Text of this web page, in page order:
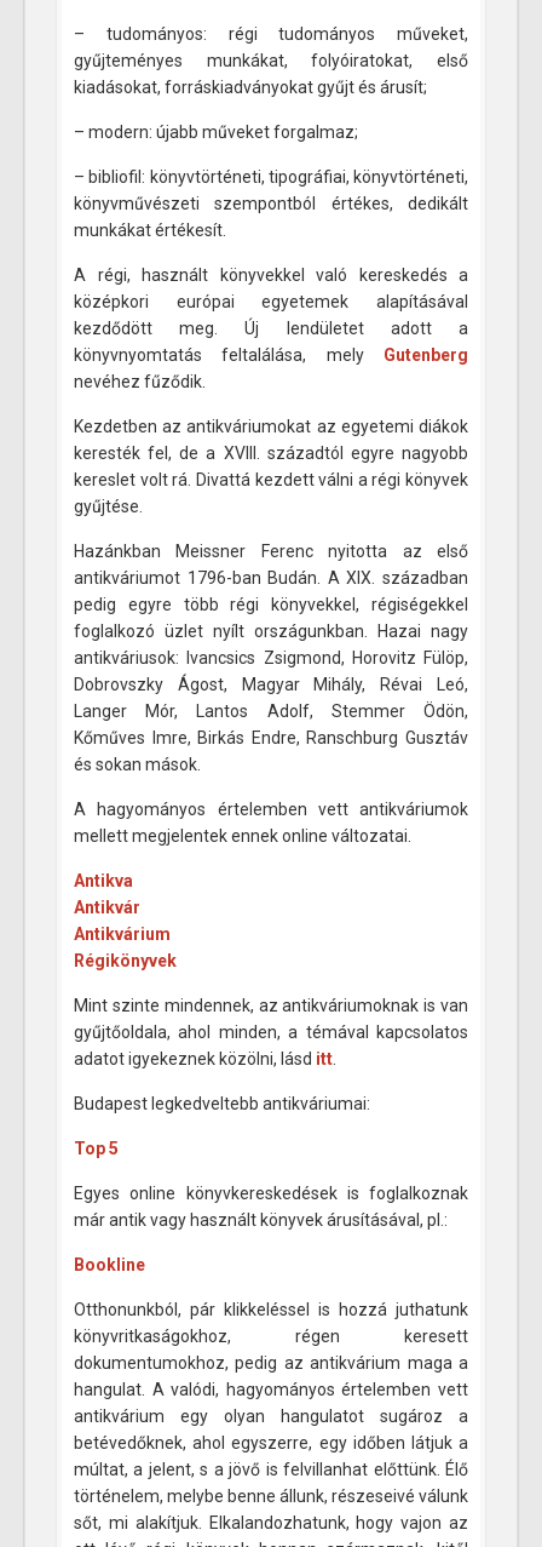
– tudományos: régi tudományos műveket,
gyűjteményes munkákat, folyóiratokat, első
kiadásokat, forráskiadványokat gyűjt és árusít;
– modern: újabb műveket forgalmaz;
– bibliofil: könyvtörténeti, tipográfiai, könyvtörténeti,
könyvművészeti szempontból értékes, dedikált
munkákat értékesít.
A régi, használt könyvekkel való kereskedés a
középkori európai egyetemek alapításával
kezdődött meg. Új lendületet adott a
könyvnyomtatás feltalálása, mely Gutenberg
nevéhez fűződik.
Kezdetben az antikváriumokat az egyetemi diákok
keresték fel, de a XVIII. századtól egyre nagyobb
kereslet volt rá. Divattá kezdett válni a régi könyvek
gyűjtése.
Hazánkban Meissner Ferenc nyitotta az első
antikváriumot 1796-ban Budán. A XIX. században
pedig egyre több régi könyvekkel, régiségekkel
foglalkozó üzlet nyílt országunkban. Hazai nagy
antikváriusok: Ivancsics Zsigmond, Horovitz Fülöp,
Dobrovszky Ágost, Magyar Mihály, Révai Leó,
Langer Mór, Lantos Adolf, Stemmer Ödön,
Kőműves Imre, Birkás Endre, Ranschburg Gusztáv
és sokan mások.
A hagyományos értelemben vett antikváriumok
mellett megjelentek ennek online változatai.
Antikva
Antikvár
Antikvárium
Régikönyvek
Mint szinte mindennek, az antikváriumoknak is van
gyűjtőoldala, ahol minden, a témával kapcsolatos
adatot igyekeznek közölni, lásd itt
Budapest legkedveltebb antikváriumai:
Top 5
Egyes online könyvkereskedések is foglalkoznak
már antik vagy használt könyvek árusításával, pl.:
Bookline
Otthonunkból, pár klikkeléssel is hozzá juthatunk
könyvritkaságokhoz, régen keresett
dokumentumokhoz, pedig az antikvárium maga a
hangulat. A valódi, hagyományos értelemben vett
antikvárium egy olyan hangulatot sugároz a
betévedőknek, ahol egyszerre, egy időben látjuk a
múltat, a jelent, s a jövő is felvillanhat előttünk. Élő
történelem, melybe benne állunk, részeseivé válunk
sőt, mi alakítjuk. Elkalandozhatunk, hogy vajon az